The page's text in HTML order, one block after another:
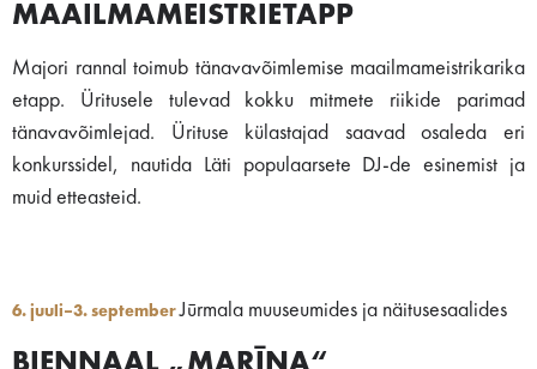
MAAILMAMEISTRIETAPP
Majori rannal toimub tänavavõimlemise maailmameistrikarika
etapp. Üritusele tulevad kokku mitmete riikide parimad
tänavavõimlejad. Ürituse külastajad saavad osaleda eri
konkurssidel, nautida Läti populaarsete DJ-de esinemist ja
muid etteasteid.
6. juuli–3. september Jūrmala muuseumides ja näitusesaalides